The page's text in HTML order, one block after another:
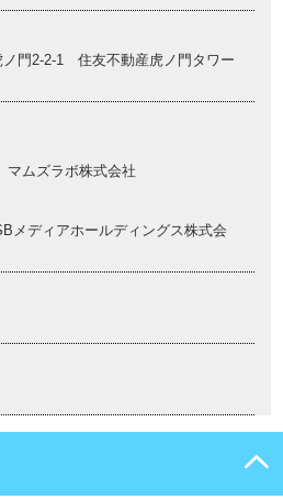
ノ門2-2-1 住友不動産虎ノ門タワー
マムズラボ株式会社
メディアホールディングス株式会